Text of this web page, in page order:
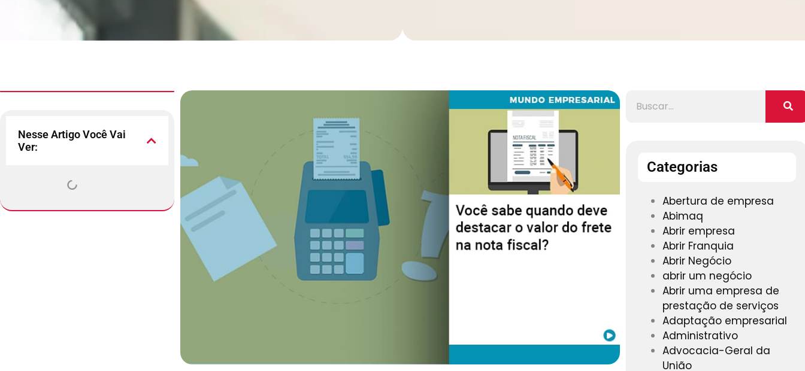
Nesse Artigo Você Vai
Ver:
Categorias
Abertura de empresa
Abimaq
Abrir empresa
Abrir Franquia
Abrir Negócio
abrir um negócio
Abrir uma empresa de
prestação de serviços
Adaptação empresarial
Administrativo
Advocacia-Geral da
União